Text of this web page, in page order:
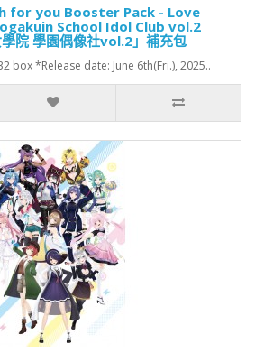
for you Booster Pack - Love
School Idol Club vol.2
院 學園偶像社vol.2」補充包
box *Release date: June 6th(Fri.), 2025..